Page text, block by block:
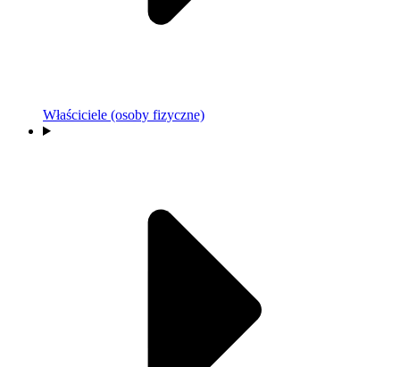
Właściciele (osoby fizyczne)